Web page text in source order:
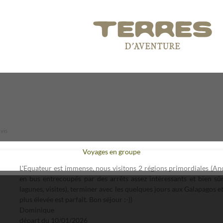
Voyages en groupe
L'Equateur est immense, nous visitons 2 régions primordiales